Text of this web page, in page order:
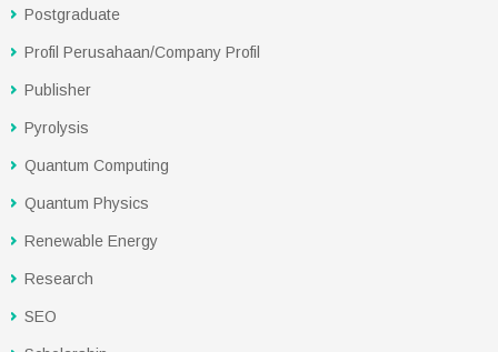
Postgraduate
Profil Perusahaan/Company Profil
Publisher
Pyrolysis
Quantum Computing
Quantum Physics
Renewable Energy
Research
SEO